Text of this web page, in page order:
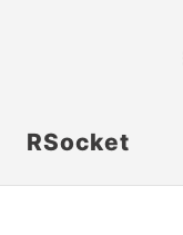
RSocket